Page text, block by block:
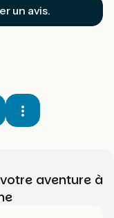
un avis.
aventure à